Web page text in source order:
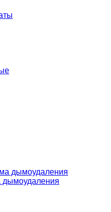
дымоудаления
дымоудаления